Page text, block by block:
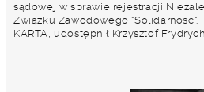
sądowej w sprawie rejestracji
Związku Zawodowego "Solidarność".
KARTA, udostępnił Krzysztof